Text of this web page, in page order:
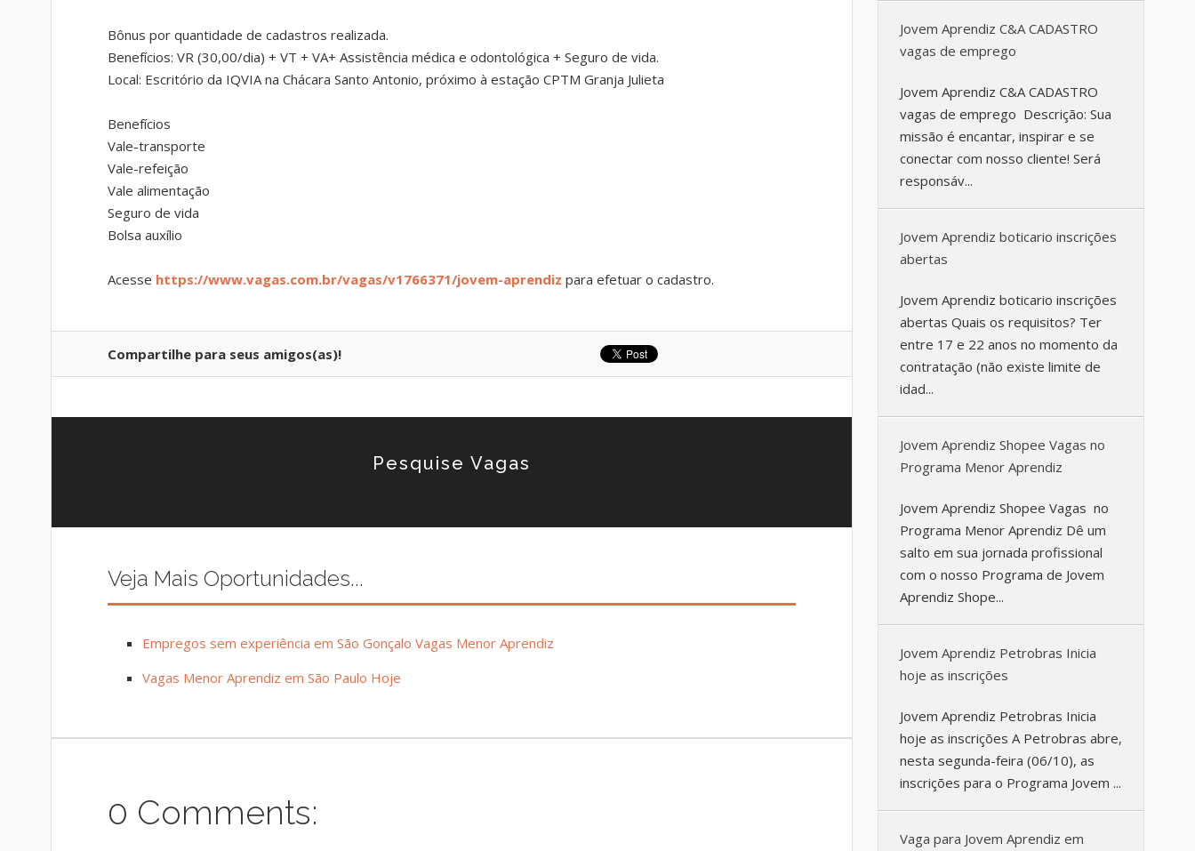
Bônus por quantidade de cadastros realizada.
Benefícios: VR (30,00/dia) + VT + VA+ Assistência médica e odontológica + Seguro de vida.
Local: Escritório da IQVIA na Chácara Santo Antonio, próximo à estação CPTM Granja Julieta
Benefícios
Vale-transporte
Vale-refeição
Vale alimentação
Seguro de vida
Bolsa auxílio
Acesse https://www.vagas.com.br/vagas/v1766371/jovem-aprendiz para efetuar o cadastro.
Compartilhe para seus amigos(as)!
Pesquise Vagas
Veja Mais Oportunidades...
Empregos sem experiência em São Gonçalo Vagas Menor Aprendiz
Vagas Menor Aprendiz em São Paulo Hoje
0 Comments:
Jovem Aprendiz C&A CADASTRO
vagas de emprego
Jovem Aprendiz C&A CADASTRO
vagas de emprego Descrição: Sua
missão é encantar, inspirar e se
conectar com nosso cliente! Será
responsáv...
Jovem Aprendiz boticario inscrições
abertas
Jovem Aprendiz boticario inscrições
abertas Quais os requisitos? Ter
entre 17 e 22 anos no momento da
contratação (não existe limite de
idad...
Jovem Aprendiz Shopee Vagas no
Programa Menor Aprendiz
Jovem Aprendiz Shopee Vagas no
Programa Menor Aprendiz Dê um
salto em sua jornada profissional
com o nosso Programa de Jovem
Aprendiz Shope...
Jovem Aprendiz Petrobras Inicia
hoje as inscrições
Jovem Aprendiz Petrobras Inicia
hoje as inscrições A Petrobras abre,
nesta segunda-feira (06/10), as
inscrições para o Programa Jovem ...
Vaga para Jovem Aprendiz em